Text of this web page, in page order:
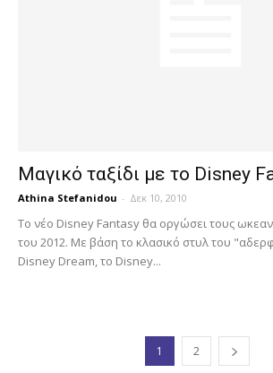
Μαγικό ταξίδι με το Disney
Athina Stefanidou - Δεκ 10, 2010
Το νέο Disney Fantasy θα οργώσει τους
του 2012. Με βάση το κλασικό στυλ του
Disney Dream, το Disney...
1 2